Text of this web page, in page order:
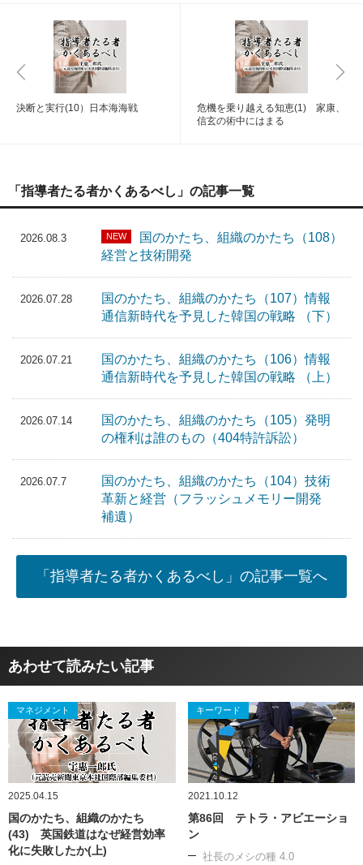
決断と実行(10）日本海海戦
危機を乗り越える知恵(1) 家康、
信玄の術中にはまる
「指導者たる者かくあるべし」の記事一覧
2026.08.3 NEW
国のかたち、組織のかたち（108）
経営と技術開発
2026.07.28
国のかたち、組織のかたち（107）情報
通信新時代を予見した韓国の戦略 （下）
2026.07.21
国のかたち、組織のかたち（106）情報
通信新時代を予見した韓国の戦略 （上）
2026.07.14
国のかたち、組織のかたち（105）発明
の権利は誰のもの（404特許訴訟）
2026.07.7
国のかたち、組織のかたち（104）技術
革新と経営（フラッシュメモリー開発
補遺）
「指導者たる者かくあるべし」の記事一覧へ
あわせて読みたい記事
マネジメント
2025.04.15
国のかたち、組織のかたち
(43) 英国鉄道はなぜ経営効率
化に失敗したか(上)
キーワード
2021.10.12
第86回 テトラ・アビエーショ
ン
社長のメシの種 4.0